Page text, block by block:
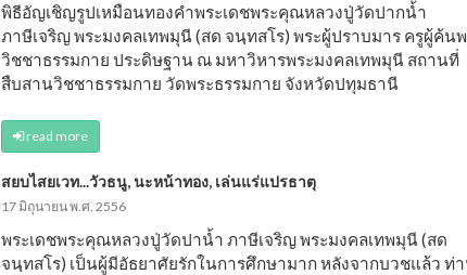
พิธีอัญเชิญรูปเหมือนทองคำพระเดชพระคุณหลวงปู่วัดปากน้ำ
ภาษีเจริญ พระมงคลเทพมุนี (สด จนฺทสโร) พระผู้ปราบมาร ครูผู้ค้น
วิชชาธรรมกาย ประดิษฐาน ณ มหาวิหารพระมงคลเทพมุนี สถานที่
สืบสานวิชชาธรรมกาย วัดพระธรรมกาย จังหวัดปทุมธานี
read more
สยบไสยเวท...วัวธนู, นะหน้าทอง, เล่นแร่แปรธาตุ
17 มิถุนายน พ.ศ. 2556
พระเดชพระคุณหลวงปู่วัดปาน้ำ ภาษีเจริญ พระมงคลเทพมุนี (สด
จนฺทสโร) เป็นผู้มีอัธยาศัยรักในการศึกษามาก หลังจากบวชแล้ว ท่